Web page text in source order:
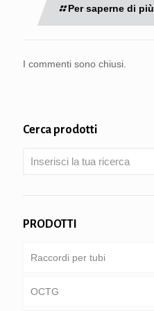
Per saperne di più
I commenti sono chiusi.
Cerca prodotti
PRODOTTI
Raccordi per tubi
OCTG